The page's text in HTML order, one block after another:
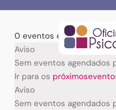
content0 eventos encontrados.
Eventos
for
12/10/2024
Aviso
Sem eventos agendados
Ir para os
Aviso
Sem eventos agendados